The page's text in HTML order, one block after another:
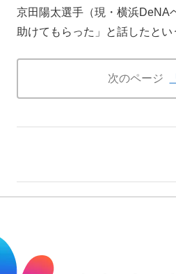
京田陽太選手（現・横浜DeNA
助けてもらった」と話したとい
次のページ